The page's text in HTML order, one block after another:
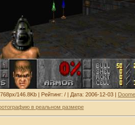
146.8Kb | Рейтинг: / | Дата: 2006-12-03 |
в реальном размере